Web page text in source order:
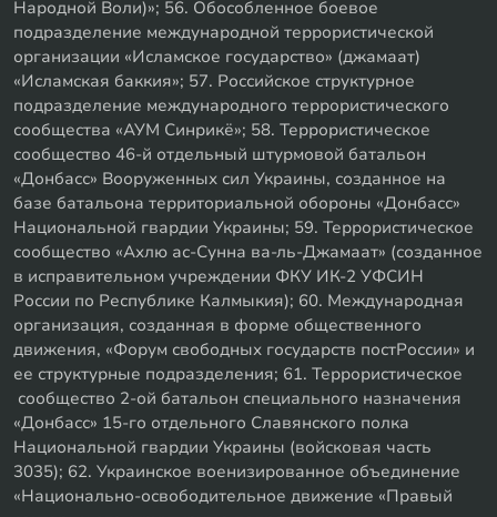
Народной Воли)»; 56. Обособленное боевое
подразделение международной террористической
организации «Исламское государство» (джамаат)
«Исламская баккия»; 57. Российское структурное
подразделение международного террористического
сообщества «АУМ Синрикё»; 58. Террористическое
сообщество 46-й отдельный штурмовой батальон
«Донбасс» Вооруженных сил Украины, созданное на
базе батальона территориальной обороны «Донбасс»
Национальной гвардии Украины; 59. Террористическое
сообщество «Ахлю ас-Сунна ва-ль-Джамаат» (созданное
в исправительном учреждении ФКУ ИК-2 УФСИН
России по Республике Калмыкия); 60. Международная
организация, созданная в форме общественного
движения, «Форум свободных государств постРоссии» и
ее структурные подразделения; 61. Террористическое
сообщество 2-ой батальон специального назначения
«Донбасс» 15-го отдельного Славянского полка
Национальной гвардии Украины (войсковая часть
3035); 62. Украинское военизированное объединение
«Национально-освободительное движение «Правый